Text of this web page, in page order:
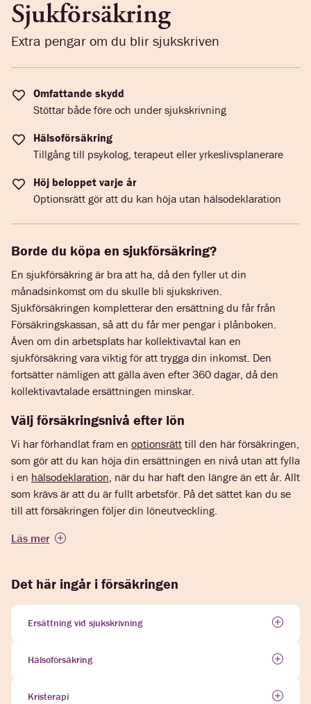
Sjuk­försäkring
Extra pengar om du blir sjukskriven
Omfattande skydd
Stöttar både före och under sjukskrivning
Hälsoförsäkring
Tillgång till psykolog, terapeut eller yrkeslivsplanerare
Höj beloppet varje år
Optionsrätt gör att du kan höja utan hälsodeklaration
Borde du köpa en sjukförsäkring?
En sjukförsäkring är bra att ha, då den fyller ut din
månadsinkomst om du skulle bli sjukskriven.
Sjukförsäkringen kompletterar den ersättning du får från
Försäkringskassan, så att du får mer pengar i plånboken.
Även om din arbetsplats har kollektivavtal kan en
sjukförsäkring vara viktig för att trygga din inkomst. Den
fortsätter nämligen att gälla även efter 360 dagar, då den
kollektivavtalade ersättningen minskar.
Välj försäkringsnivå efter lön
Vi har förhandlat fram en optionsrätt till den här försäkringen,
som gör att du kan höja din ersättningen en nivå utan att fylla
i en hälsodeklaration, när du har haft den längre än ett år. Allt
som krävs är att du är fullt arbetsför. På det sättet kan du se
till att försäkringen följer din löneutveckling.
Läs mer
Det här ingår i försäkringen
Ersättning vid sjukskrivning
Hälsoförsäkring
Kristerapi